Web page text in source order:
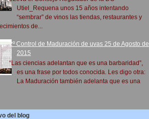
Utiel_Requena unos 15 años intentando
“sembrar” de vinos las tiendas, restaurantes y
de...
2º Control de Maduración de uvas 25 de Agosto de
2015
“Las ciencias adelantan que es una barbaridad”,
es una frase por todos conocida. Les digo otra:
La Maduración también adelanta que es una
del blog